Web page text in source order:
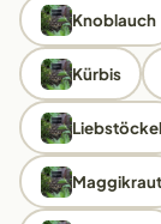
Knoblauch
Kürbis
Liebstöckel
Maggikraut